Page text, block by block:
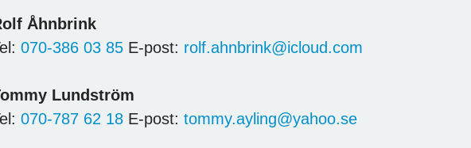
Åhnbrink
070-386 03 85 E-post: rolf.ahnbrink@icloud.com
Lundström
070-787 62 18 E-post: tommy.ayling@yahoo.se